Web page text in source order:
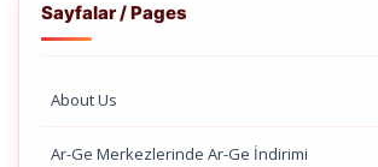
Sayfalar / Pages
About Us
Ar-Ge Merkezlerinde Ar-Ge İndirimi